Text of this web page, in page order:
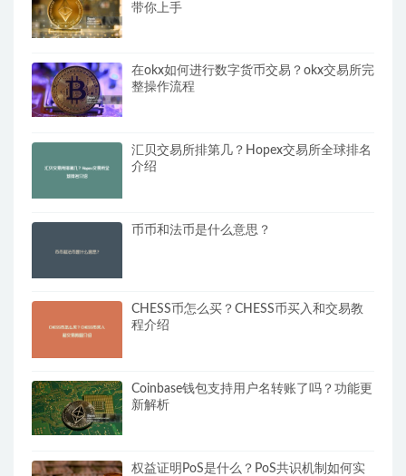
带你上手
在okx如何进行数字货币交易？okx交易所完
整操作流程
汇贝交易所排第几？Hopex交易所全球排名
介绍
币币和法币是什么意思？
CHESS币怎么买？CHESS币买入和交易教
程介绍
Coinbase钱包支持用户名转账了吗？功能更
新解析
权益证明PoS是什么？PoS共识机制如何实